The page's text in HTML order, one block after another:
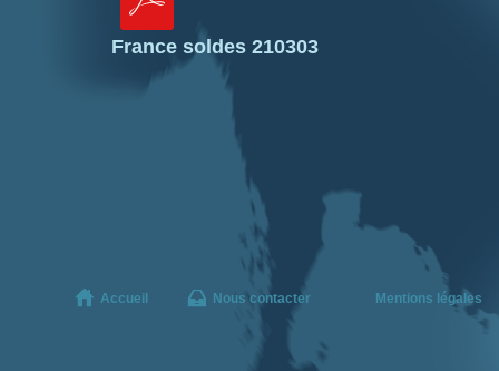
France soldes 210303
Accueil Nous contacter Mentions légales